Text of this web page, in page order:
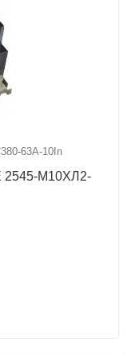
63А-10In
2545-М10ХЛ2-